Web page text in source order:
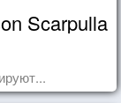
Scarpulla